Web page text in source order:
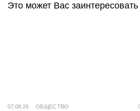
Это может Вас заинтересовать
07.08.26 ОБЩЕСТВО